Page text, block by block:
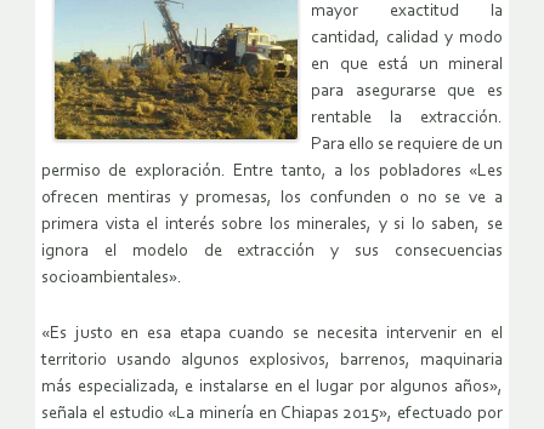
mayor exactitud la
cantidad, calidad y modo
en que está un mineral
para asegurarse que es
rentable la extracción.
Para ello se requiere de un
permiso de exploración. Entre tanto, a los pobladores «Les
ofrecen mentiras y promesas, los confunden o no se ve a
primera vista el interés sobre los minerales, y si lo saben, se
ignora el modelo de extracción y sus consecuencias
socioambientales».
«Es justo en esa etapa cuando se necesita intervenir en el
territorio usando algunos explosivos, barrenos, maquinaria
más especializada, e instalarse en el lugar por algunos años»,
señala el estudio «La minería en Chiapas 2015», efectuado por